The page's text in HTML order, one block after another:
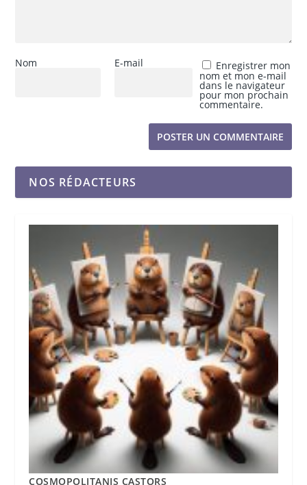
Nom E-mail Enregistrer mon
nom et mon e-mail
dans le navigateur
pour mon prochain
commentaire.
NOS RÉDACTEURS
COSMOPOLITANIS CASTORS